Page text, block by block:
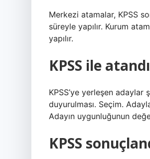
Merkezi atamalar, KPSS
süreyle yapılır. Kurum
yapılır.
KPSS ile
KPSS’ye yerleşen adaylar
duyurulması. Seçim.
Adayın uygunluğunun
KPSS